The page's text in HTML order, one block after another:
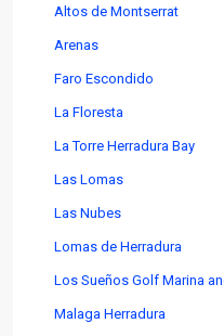
Altos de Montserrat
Arenas
Faro Escondido
La Floresta
La Torre Herradura Bay
Las Lomas
Las Nubes
Lomas de Herradura
Los Sueños Golf Marina
Malaga Herradura